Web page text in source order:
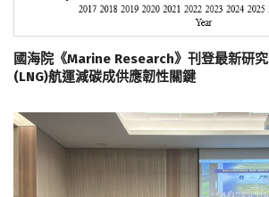
國海院《Marine Research》刊登最新研
(LNG)航運減碳成供應韌性關鍵